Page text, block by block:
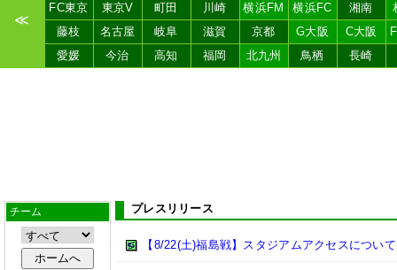
≪
FC東京
東京V 町田 川崎 横浜FM 横浜FC 湘南
藤枝
名古屋 岐阜 滋賀 京都 G大阪 C大阪
愛媛
今治 高知 福岡 北九州 鳥栖 長崎
チーム プレスリリース
【8/22(土)福島戦】スタジアムアクセスについて